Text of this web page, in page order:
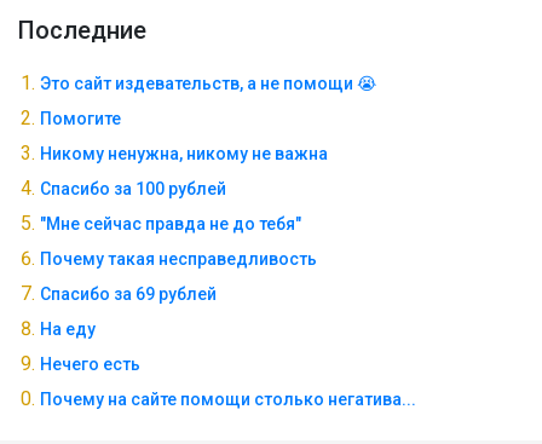
Последние
Это сайт издевательств, а не помощи 😭
Помогите
Никому ненужна, никому не важна
Спасибо за 100 рублей
"Мне сейчас правда не до тебя"
Почему такая несправедливость
Спасибо за 69 рублей
На еду
Нечего есть
Почему на сайте помощи столько негатива...